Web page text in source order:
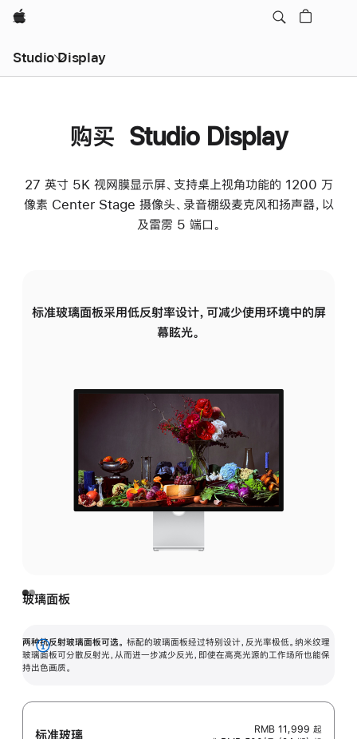
Apple
Studio Display
购买 Studio Display
27 英寸 5K 视网膜显示屏、支持桌上视角功能的 1200 万
像素 Center Stage 摄像头、录音棚级麦克风和扬声器，以
及雷雳 5 端口。
标准玻璃面板采用低反射率设计，可减少使用环境中的屏
幕眩光。
玻璃面板
两种抗反射玻璃面板可选。 标配的玻璃面板经过特别设计，反光率极低。纳米纹理
玻璃面板可分散反射光，从而进一步减少反光，即使在高亮光源的工作场所也能保
持出色画质。
展
开
标准玻璃 RMB 11,999 起